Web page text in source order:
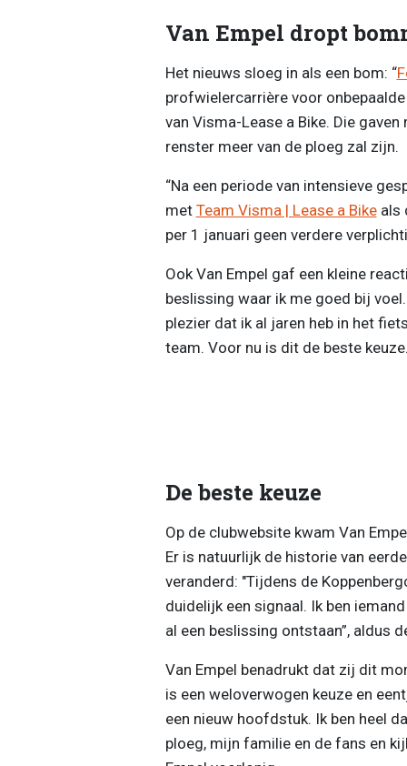
Van Empel dropt
Het nieuws sloeg in als een bom: “
profwielercarrière voor
van Visma-Lease a Bike. Die
renster meer van de ploeg zal zijn.
“Na een periode van intensieve
met Team Visma | Lease a Bikeals
per 1 januari geen verdere
Ook Van Empel gaf een kleine
beslissing waar ik me goed bij
plezier dat ik al jaren heb in het
team. Voor nu is dit de beste
De beste keuze
Op de clubwebsite kwam Van
Er is natuurlijk de historie van
veranderd: "Tijdens de
duidelijk een signaal. Ik ben
al een beslissing ontstaan”, aldus
Van Empel benadrukt dat zij dit
is een weloverwogen keuze en
een nieuw hoofdstuk. Ik ben heel
ploeg, mijn familie en de fans en